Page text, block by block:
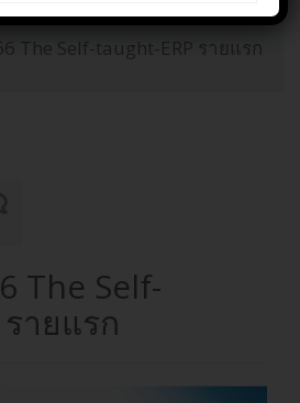
The Self-taught-ERP รายแรก
The Self-
ายแรก